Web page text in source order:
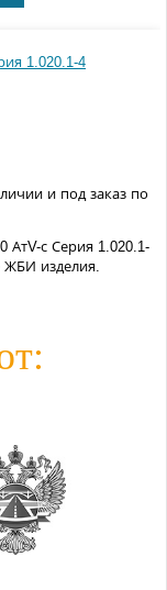
1.020.1-4
и под заказ по
с Серия 1.020.1-
изделия.